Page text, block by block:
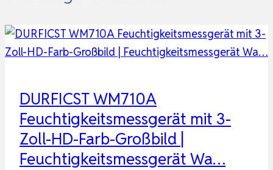
DURFICST WM710A
Feuchtigkeitsmessgerät mit 3-
Zoll-HD-Farb-Großbild |
Feuchtigkeitsmessgerät Wa…